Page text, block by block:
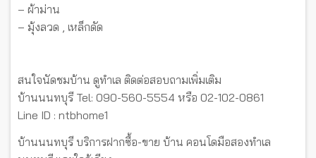
– ผ้าม่าน
– มุ้งลวด , เหล็กดัด
สนใจนัดชมบ้าน ดูทำเล ติดต่อสอบถามเพิ่มเติม
บ้านนนทบุรี Tel: 090-560-5554 หรือ 02-102-0861
Line ID : ntbhome1
บ้านนนทบุรี บริการฝากซื้อ-ขาย บ้าน คอนโดมือสองทำเล